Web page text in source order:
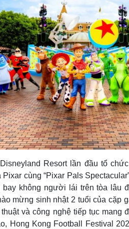
Resort lần đầu tổ
cùng “Pixar Pals
không người lái trên tòa lâu
mừng sinh nhật 2 tuổi của cặp
và công nghệ tiếp tục mang
Hong Kong Football Festival